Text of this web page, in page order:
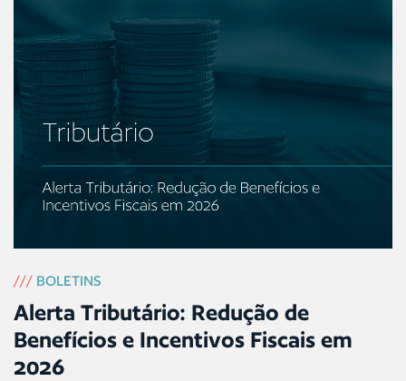
/// BOLETINS
Alerta Tributário: Redução de
Benefícios e Incentivos Fiscais em
2026